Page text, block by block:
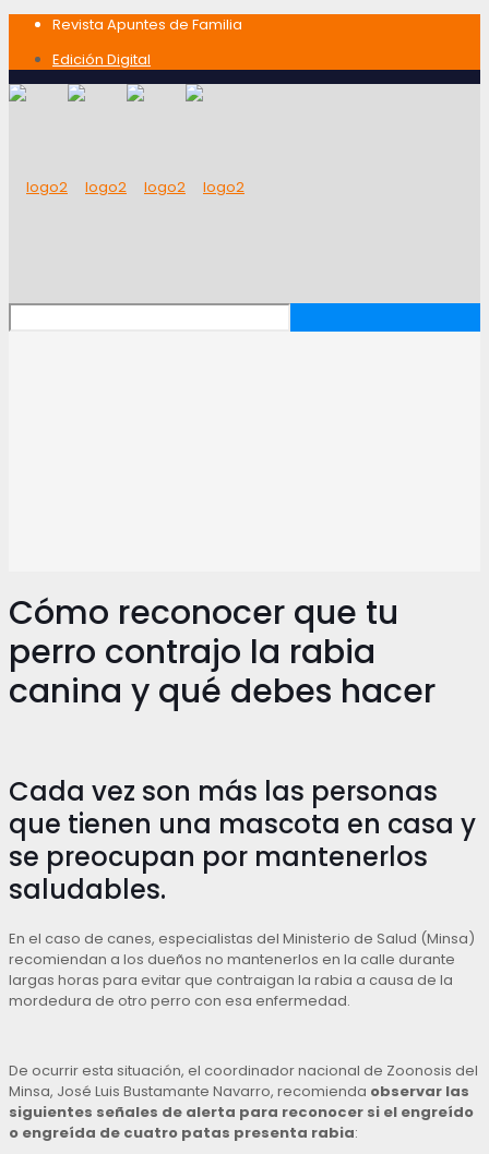
Revista Apuntes de Familia
Edición Digital
Cómo reconocer que tu
perro contrajo la rabia
canina y qué debes hacer
Cada vez son más las personas
que tienen una mascota en casa y
se preocupan por mantenerlos
saludables.
En el caso de canes, especialistas del Ministerio de Salud (Minsa)
recomiendan a los dueños no mantenerlos en la calle durante
largas horas para evitar que contraigan la rabia a causa de la
mordedura de otro perro con esa enfermedad.
De ocurrir esta situación, el coordinador nacional de Zoonosis del
Minsa, José Luis Bustamante Navarro, recomienda observar las
siguientes señales de alerta para reconocer si el engreído
o engreída de cuatro patas presenta rabia: